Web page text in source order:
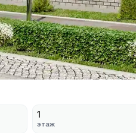
1
этаж